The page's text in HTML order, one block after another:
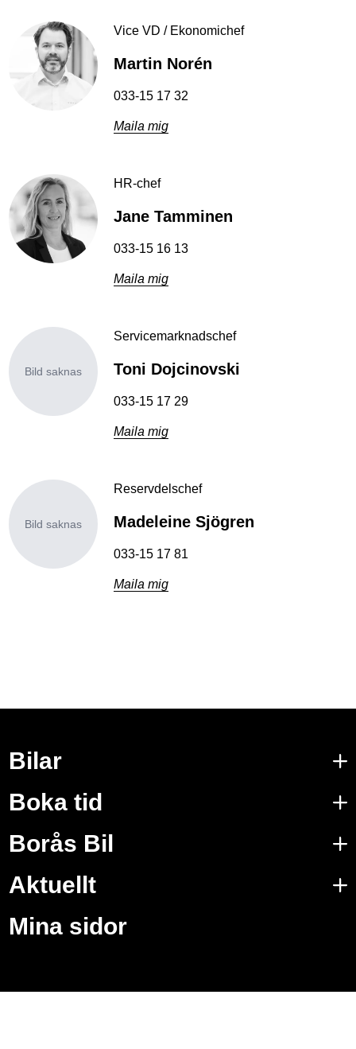
Vice VD / Ekonomichef
Martin Norén
033-15 17 32
Maila mig
HR-chef
Jane Tamminen
033-15 16 13
Maila mig
Bild saknas
Servicemarknadschef
Toni Dojcinovski
033-15 17 29
Maila mig
Bild saknas
Reservdelschef
Madeleine Sjögren
033-15 17 81
Maila mig
Bilar
Boka tid
Borås Bil
Aktuellt
Mina sidor